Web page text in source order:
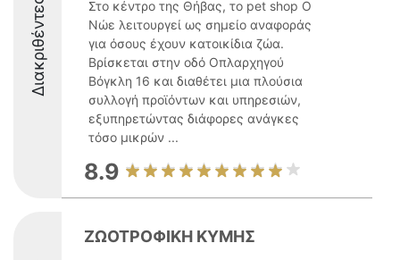
Διακριθέντες
Στο κέντρο της Θήβας, το pet shop Ο
Νώε λειτουργεί ως σημείο αναφοράς
για όσους έχουν κατοικίδια ζώα.
Βρίσκεται στην οδό Οπλαρχηγού
Βόγκλη 16 και διαθέτει μια πλούσια
συλλογή προϊόντων και υπηρεσιών,
εξυπηρετώντας διάφορες ανάγκες
τόσο μικρών ...
8.9
ΖΩΟΤΡΟΦΙΚΗ ΚΥΜΗΣ